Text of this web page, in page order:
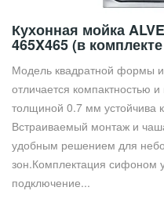
Кухонная мойка
465X465 (в
Модель квадратной формы
отличается компактностью
толщиной 0.7 мм устойчива
Встраиваемый монтаж и
удобным решением для
зон.Комплектация сифоном
подключение...